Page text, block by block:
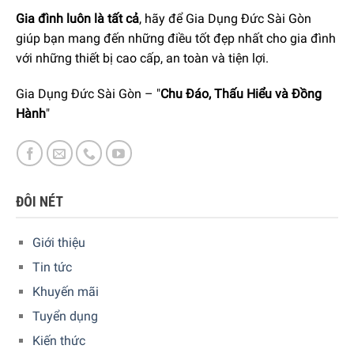
Bộ 3 Hộp Đựng Đồ Khô Joseph Joseph 98467 được thiết
kế đi kèm với giá đỡ được có tính năng chống trượt. Điều
cũng như môi trường ẩm ướt. Ngoài ra, giá đỡ cũng giúp
việc sắp xếp các hộp đựng được ngăn nắp và trật tự hơn
trong bếp, không tốn nhiều không gian.
Gia đình luôn là tất cả, hãy để Gia Dụng Đức Sài Gòn
giúp bạn mang đến những điều tốt đẹp nhất cho gia đình
với những thiết bị cao cấp, an toàn và tiện lợi.
Gia Dụng Đức Sài Gòn – "Chu Đáo, Thấu Hiểu và Đồng
Hành"
ĐÔI NÉT
Giới thiệu
Tin tức
Khuyến mãi
Tuyển dụng
Kiến thức